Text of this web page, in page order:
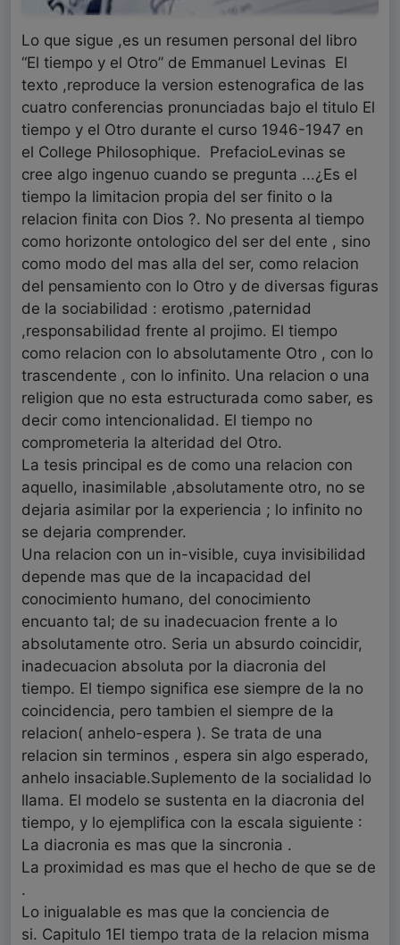
Lo que sigue ,es un resumen personal del libro
“El tiempo y el Otro” de Emmanuel Levinas El
texto ,reproduce la version estenografica de las
cuatro conferencias pronunciadas bajo el titulo El
tiempo y el Otro durante el curso 1946-1947 en
el College Philosophique. PrefacioLevinas se
cree algo ingenuo cuando se pregunta ...¿Es el
tiempo la limitacion propia del ser finito o la
relacion finita con Dios ?. No presenta al tiempo
como horizonte ontologico del ser del ente , sino
como modo del mas alla del ser, como relacion
del pensamiento con lo Otro y de diversas figuras
de la sociabilidad : erotismo ,paternidad
,responsabilidad frente al projimo. El tiempo
como relacion con lo absolutamente Otro , con lo
trascendente , con lo infinito. Una relacion o una
religion que no esta estructurada como saber, es
decir como intencionalidad. El tiempo no
comprometeria la alteridad del Otro.
La tesis principal es de como una relacion con
aquello, inasimilable ,absolutamente otro, no se
dejaria asimilar por la experiencia ; lo infinito no
se dejaria comprender.
Una relacion con un in-visible, cuya invisibilidad
depende mas que de la incapacidad del
conocimiento humano, del conocimiento
encuanto tal; de su inadecuacion frente a lo
absolutamente otro. Seria un absurdo coincidir,
inadecuacion absoluta por la diacronia del
tiempo. El tiempo significa ese siempre de la no
coincidencia, pero tambien el siempre de la
relacion( anhelo-espera ). Se trata de una
relacion sin terminos , espera sin algo esperado,
anhelo insaciable.Suplemento de la socialidad lo
llama. El modelo se sustenta en la diacronia del
tiempo, y lo ejemplifica con la escala siguiente :
La diacronia es mas que la sincronia .
La proximidad es mas que el hecho de que se de
.
Lo inigualable es mas que la conciencia de
si. Capitulo 1El tiempo trata de la relacion misma